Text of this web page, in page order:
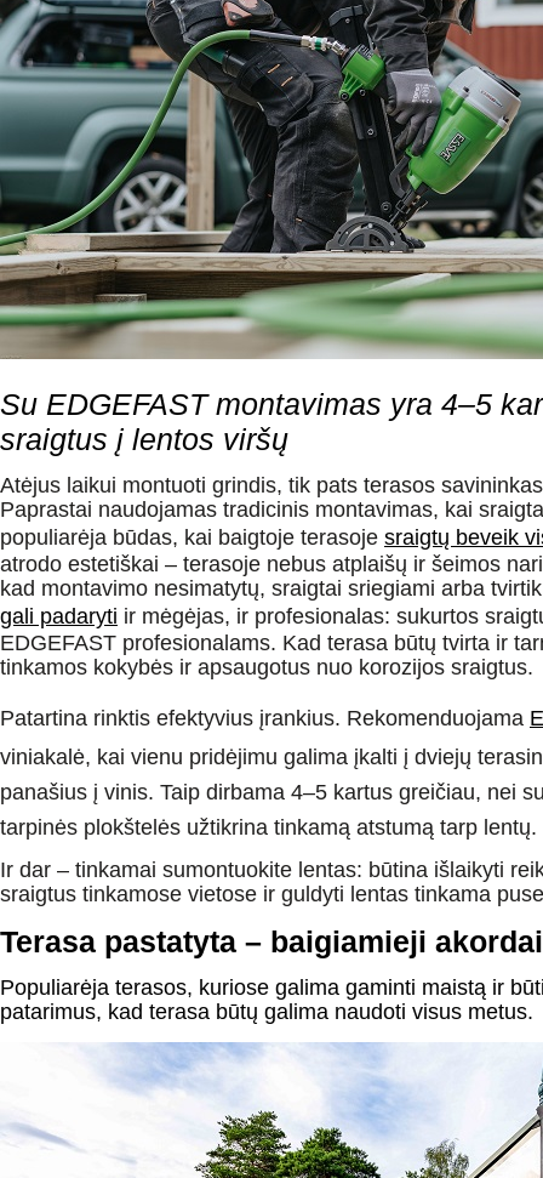
Su EDGEFAST montavimas yra 4–5
sraigtus į lentos viršų
Atėjus laikui montuoti grindis, tik pats terasos
Paprastai naudojamas tradicinis montavimas, kai
populiarėja būdas, kai baigtoje terasoje sraigtų beveik
atrodo estetiškai – terasoje nebus atplaišų ir šeimos
kad montavimo nesimatytų, sraigtai sriegiami arba
gali padaryti ir mėgėjas, ir profesionalas: sukurtos
EDGEFAST profesionalams. Kad terasa būtų tvirta ir
tinkamos kokybės ir apsaugotus nuo korozijos sraigtus.
Patartina rinktis efektyvius įrankius. Rekomenduojama
viniakalė, kai vienu pridėjimu galima įkalti į dviejų
panašius į vinis. Taip dirbama 4–5 kartus greičiau, nei
tarpinės plokštelės užtikrina tinkamą atstumą tarp lentų.
Ir dar – tinkamai sumontuokite lentas: būtina išlaikyti
sraigtus tinkamose vietose ir guldyti lentas tinkama
Terasa pastatyta – baigiamieji akordai
Populiarėja terasos, kuriose galima gaminti maistą ir
patarimus, kad terasa būtų galima naudoti visus metus.